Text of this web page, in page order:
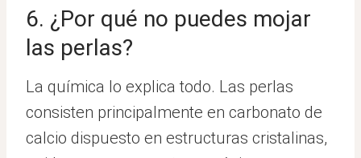
6. ¿Por qué no puedes mojar
las perlas?
La química lo explica todo. Las perlas
consisten principalmente en carbonato de
calcio dispuesto en estructuras cristalinas,